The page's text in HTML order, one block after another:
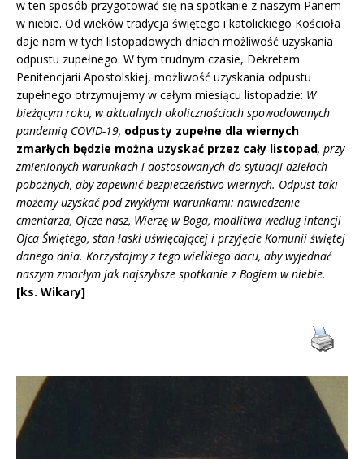
w ten sposób przygotować się na spotkanie z naszym Panem
w niebie. Od wieków tradycja świętego i katolickiego Kościoła
daje nam w tych listopadowych dniach możliwość uzyskania
odpustu zupełnego. W tym trudnym czasie, Dekretem
Penitencjarii Apostolskiej, możliwość uzyskania odpustu
zupełnego otrzymujemy w całym miesiącu listopadzie: W
bieżącym roku, w aktualnych okolicznościach spowodowanych
pandemią COVID-19, odpusty zupełne dla wiernych
zmarłych będzie można uzyskać przez cały listopad, przy
zmienionych warunkach i dostosowanych do sytuacji dziełach
pobożnych, aby zapewnić bezpieczeństwo wiernych. Odpust taki
możemy uzyskać pod zwykłymi warunkami: nawiedzenie
cmentarza, Ojcze nasz, Wierzę w Boga, modlitwa według intencji
Ojca Świętego, stan łaski uświęcającej i przyjęcie Komunii świętej
danego dnia. Korzystajmy z tego wielkiego daru, aby wyjednać
naszym zmarłym jak najszybsze spotkanie z Bogiem w niebie.
[ks. Wikary]